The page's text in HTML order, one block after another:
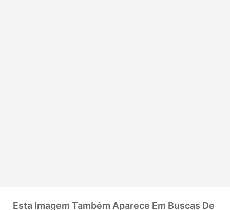
Esta Imagem Também Aparece Em Buscas De